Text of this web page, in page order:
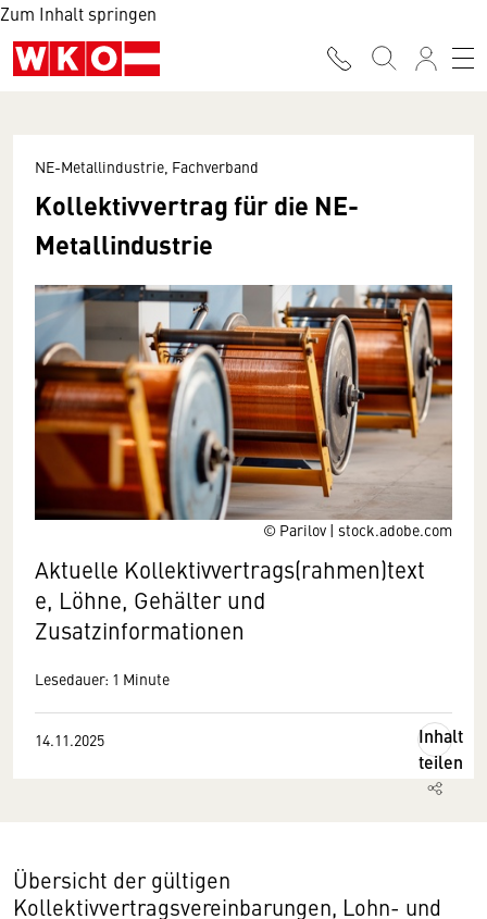
Zum Inhalt springen
© Parilov | stock.adobe.com
NE-Metallindustrie, Fachverband
Kollektivvertrag für die NE-
Metallindustrie
Aktuelle Kollektivvertrags(rahmen)text
e, Löhne, Gehälter und
Zusatzinformationen
Lesedauer: 1 Minute
14.11.2025
Inhalt
teilen
Übersicht der gültigen
Kollektivvertragsvereinbarungen, Lohn- und